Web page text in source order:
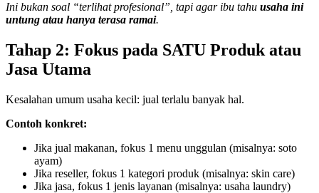
Ini bukan soal “terlihat profesional”, tapi agar ibu tahu usaha ini
untung atau hanya terasa ramai.
Tahap 2: Fokus pada SATU Produk atau
Jasa Utama
Kesalahan umum usaha kecil: jual terlalu banyak hal.
Contoh konkret:
Jika jual makanan, fokus 1 menu unggulan (misalnya: soto
ayam)
Jika reseller, fokus 1 kategori produk (misalnya: skin care)
Jika jasa, fokus 1 jenis layanan (misalnya: usaha laundry)